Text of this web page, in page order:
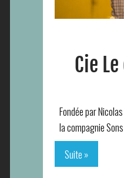
Cie
Fondée par
la compagnie
Suite »